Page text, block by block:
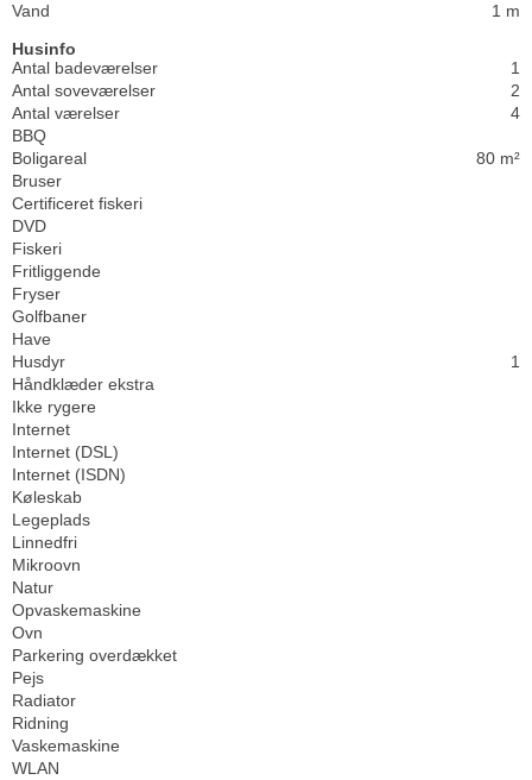
Vand
1 m
Husinfo
Antal badeværelser
1
Antal soveværelser
2
Antal værelser
4
BBQ
Boligareal
80 m²
Bruser
Certificeret fiskeri
DVD
Fiskeri
Fritliggende
Fryser
Golfbaner
Have
Husdyr
1
Håndklæder ekstra
Ikke rygere
Internet
Internet (DSL)
Internet (ISDN)
Køleskab
Legeplads
Linnedfri
Mikroovn
Natur
Opvaskemaskine
Ovn
Parkering overdækket
Pejs
Radiator
Ridning
Vaskemaskine
WLAN